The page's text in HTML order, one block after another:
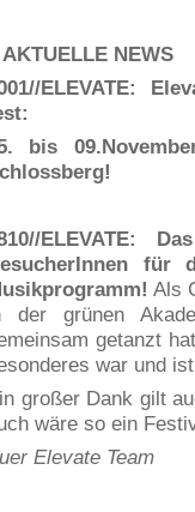
NEWS
ELEVATE:
bis
ELEVATE:
für
Als
der grünen
getanzt
war und
großer Dank gilt
wäre so ein
Elevate Team